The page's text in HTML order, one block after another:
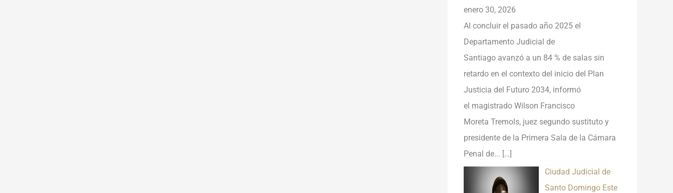
enero 30, 2026
Al concluir el pasado año 2025 el
Departamento Judicial de
Santiago avanzó a un 84 % de salas sin
retardo en el contexto del inicio del Plan
Justicia del Futuro 2034, informó
el magistrado Wilson Francisco
Moreta Tremols, juez segundo sustituto y
presidente de la Primera Sala de la Cámara
Penal de... […]
Ciudad Judicial de
Santo Domingo Este